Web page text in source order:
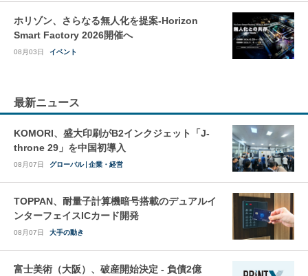
ホリゾン、さらなる無人化を提案-Horizon
Smart Factory 2026開催へ
08月03日 イベント
最新ニュース
KOMORI、盛大印刷がB2インクジェット「J-
throne 29」を中国初導入
08月07日 グローバル 企業・経営
TOPPAN、耐量子計算機暗号搭載のデュアルイ
ンターフェイスICカード開発
08月07日 大手の動き
富士美術（大阪）、破産開始決定 - 負債2億